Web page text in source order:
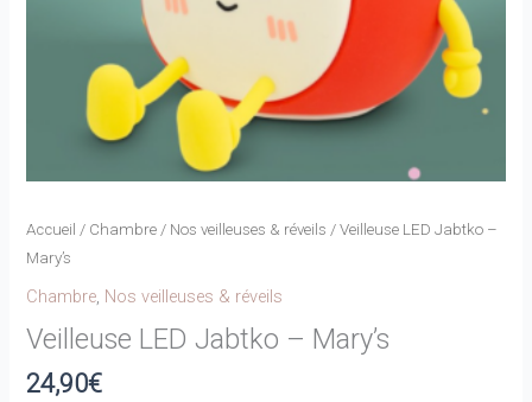
Accueil / Chambre / Nos veilleuses & réveils / Veilleuse LED Jabtko –
Mary’s
Chambre, Nos veilleuses & réveils
Veilleuse LED Jabtko – Mary’s
24,90€